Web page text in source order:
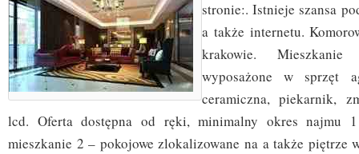
stronie:. Istnieje szansa
a także internetu.
krakowie. Mieszkanie
wyposażone w sprzęt
ceramiczna, piekarnik,
lcd. Oferta dostępna od ręki, minimalny okres najmu
mieszkanie 2 – pokojowe zlokalizowane na a także